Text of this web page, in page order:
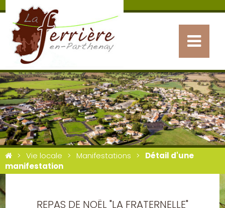
Vie locale Manifestations
Détail d'une
manifestation
REPAS DE NOËL "LA FRATERNELLE"